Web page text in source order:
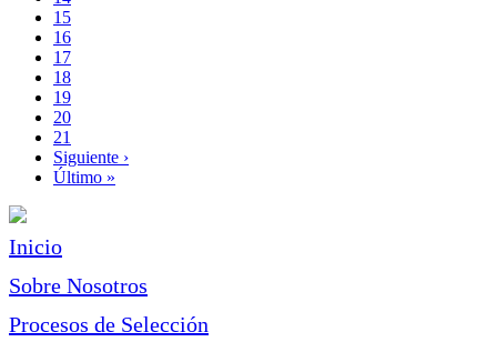
Page
15
Page
16
Página
actual
17
Page
18
Page
19
Page
20
Page
21
Siguiente
página
Siguiente ›
Última
Último »
Inicio
Sobre Nosotros
Procesos de Selección